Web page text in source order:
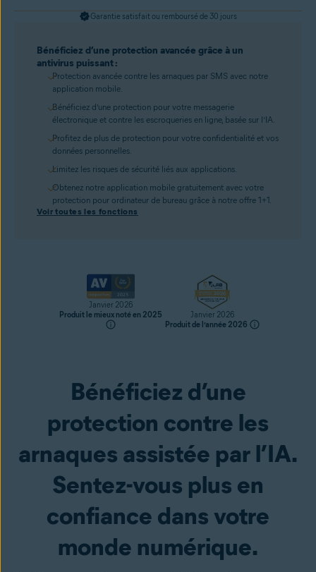
Bénéficiez d’une protection avancée grâce à un
antivirus puissant :
Protection avancée contre les arnaques par SMS avec notre
application mobile.
Bénéficiez d’une protection pour votre messagerie
électronique et contre les escroqueries en ligne, basée sur l’IA.
Profitez de plus de protection pour votre confidentialité et vos
données personnelles.
Limitez les risques de sécurité liés aux applications.
Obtenez notre application mobile gratuitement avec votre
protection pour ordinateur de bureau grâce à notre offre 1+1.
Voir toutes les fonctions
Garantie satisfait ou remboursé de 30 jours
Janvier 2026
Produit le mieux noté en 2025
Janvier 2026
Produit de l’année 2026
Obtenir
Bénéficiez d’une
protection contre les
arnaques assistée par l’IA.
Sentez-vous plus en
confiance dans votre
monde numérique.